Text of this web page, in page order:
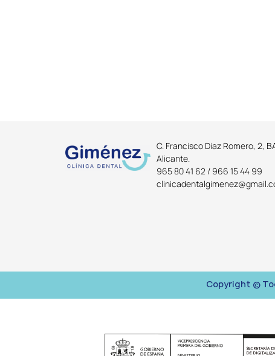
C. Francisco Diaz Romero, 2,
Alicante.
965 80 41 62 / 966 15 44 99
Copyright ©